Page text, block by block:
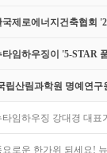
국제로에너지건축협회
타임하우징이 '5-STAR
립산림과학원 명예연
타임하우징 강대경 대표
요로운 한가위 되세요!